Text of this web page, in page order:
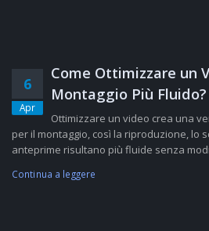
6
Apr
Come Ottimizzare un
Montaggio Più Fluido?
Ottimizzare un video crea una
per il montaggio, così la riproduzione, lo
anteprime risultano più fluide senza
Continua a leggere